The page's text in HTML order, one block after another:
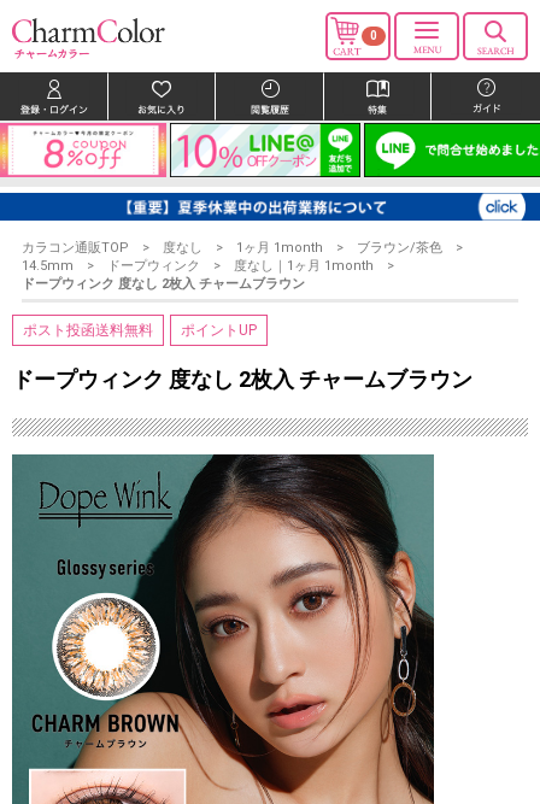
0
カラコン通販TOP 度なし 1ヶ月 1month
ブラウン/茶色
14.5mm
ドープウィンク
度なし｜1ヶ月 1month
ドープウィンク 度なし 2枚入 チャームブラウン
ポスト投函送料無料 ポイントUP
ドープウィンク 度なし 2枚入 チャームブラウン